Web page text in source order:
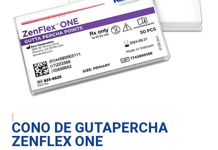
CONO DE GUTAPERCHA
ZENFLEX ONE